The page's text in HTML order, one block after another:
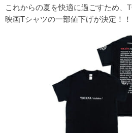
これからの夏を快適に過ごすため、
映画Tシャツの一部値下げが決定！！